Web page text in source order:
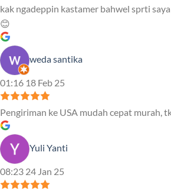
kak ngadeppin kastamer bahwel sprti
😊
weda santika
01:16 18 Feb 25
Pengiriman ke USA mudah cepat murah,
Yuli Yanti
08:23 24 Jan 25